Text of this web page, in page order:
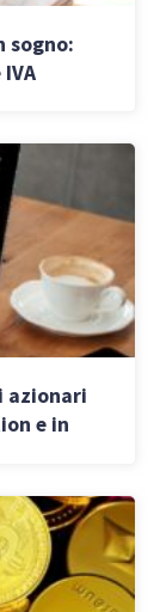
sogno:
azionari
e in